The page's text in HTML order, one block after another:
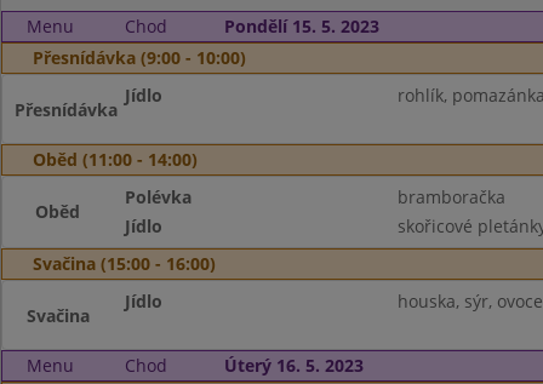
Menu Chod
Pondělí 15. 5. 2023
Přesnídávka (9:00 - 10:00)
Přesnídávka
Jídlo rohlík,
Oběd (11:00 - 14:00)
Oběd
Polévka
bramboračka
Jídlo
skořicové
Svačina (15:00 - 16:00)
Svačina
Jídlo houska, sýr,
Menu Chod
Úterý 16. 5. 2023